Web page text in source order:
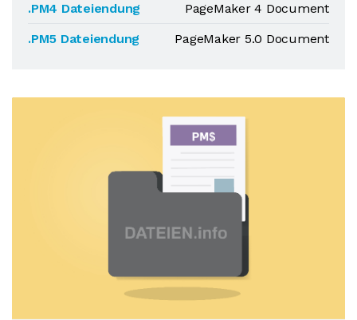
.PM4 Dateiendung
PageMaker 4 Document
.PM5 Dateiendung
PageMaker 5.0 Document